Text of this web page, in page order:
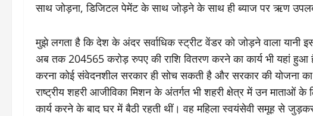
साथ जोड़ना, डिजिटल पेमेंट के साथ जोड़ने के साथ ही ब्याज पर ऋण
मुझे लगता है कि देश के अंदर सर्वाधिक स्ट्रीट वेंडर को जोड़ने वाला
अब तक 204565 करोड़ रुपए की राशि वितरण करने का कार्य भी यहां हुआ
करना कोई संवेदनशील सरकार ही सोच सकती है और सरकार की योजना का
राष्ट्रीय शहरी आजीविका मिशन के अंतर्गत भी शहरी क्षेत्र में उन माताओं
कार्य करने के बाद घर में बैठी रहती थीं। वह महिला स्वयंसेवी समूह से